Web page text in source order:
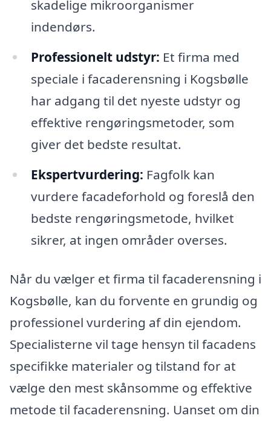
skadelige mikroorganismer
indendørs.
Professionelt udstyr: Et firma med
speciale i facaderensning i Kogsbølle
har adgang til det nyeste udstyr og
effektive rengøringsmetoder, som
giver det bedste resultat.
Ekspertvurdering: Fagfolk kan
vurdere facadeforhold og foreslå den
bedste rengøringsmetode, hvilket
sikrer, at ingen områder overses.
Når du vælger et firma til facaderensning i
Kogsbølle, kan du forvente en grundig og
professionel vurdering af din ejendom.
Specialisterne vil tage hensyn til facadens
specifikke materialer og tilstand for at
vælge den mest skånsomme og effektive
metode til facaderensning. Uanset om din